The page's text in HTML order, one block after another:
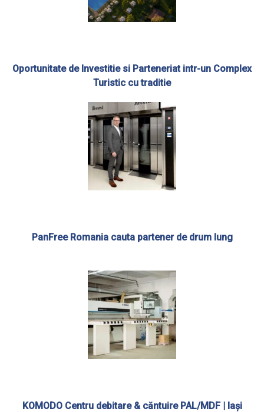
Oportunitate de Investitie si Parteneriat intr-un Complex
Turistic cu traditie
PanFree Romania cauta partener de drum lung
KOMODO Centru debitare & căntuire PAL/MDF | Iași